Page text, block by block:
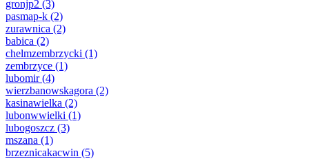
gronjp2 (3)
pasmap-k (2)
zurawnica (2)
babica (2)
chelmzembrzycki (1)
zembrzyce (1)
lubomir(4)
wierzbanowskagora (2)
kasinawielka (2)
lubonwwielki (1)
lubogoszcz (3)
mszana (1)
brzeznicakacwin (5)